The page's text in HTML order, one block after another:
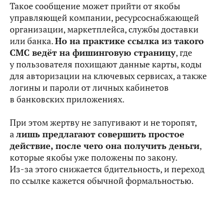
Такое сообщение может прийти от якобы
управляющей компании, ресурсоснабжающей
организации, маркетплейса, службы доставки
или банка.Но на практике ссылка из такого
СМС ведёт на фишинговую страницу, где
у пользователя похищают данные карты, коды
для авторизации на ключевых сервисах, а также
логины и пароли от личных кабинетов
в банковских приложениях.
При этом жертву не запугивают и не торопят,
алишь предлагают совершить простое
действие, после чего она получить деньги,
которые якобы уже положены по закону.
Из‑за этого снижается бдительность, и переход
по ссылке кажется обычной формальностью.